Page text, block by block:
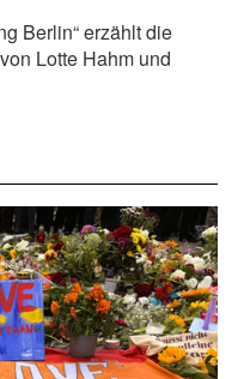
Berlin“ erzählt die
Lotte Hahm und